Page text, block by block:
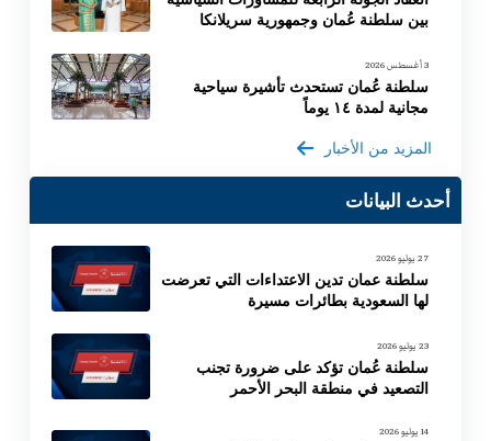
بين سلطنة عُمان وجمهورية سريلانكا
3 أغسطس 2026
سلطنة عُمان تستحدث تأشيرة سياحية
مجانية لمدة ١٤ يوماً
المزيد من الأخبار
أحدث البيانات
27 يوليو 2026
سلطنة عمان تدين الاعتداءات التي تعرضت
لها السعودية بطائرات مسيرة
23 يوليو 2026
سلطنة عُمان تؤكد على ضرورة تجنب
التصعيد في منطقة البحر الأحمر
14 يوليو 2026